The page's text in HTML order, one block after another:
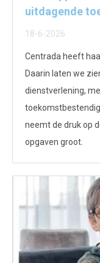
uitdagende
18-6-2026
Centrada heeft
Daarin laten we
dienstverlening,
neemt de druk op
opgaven groot.